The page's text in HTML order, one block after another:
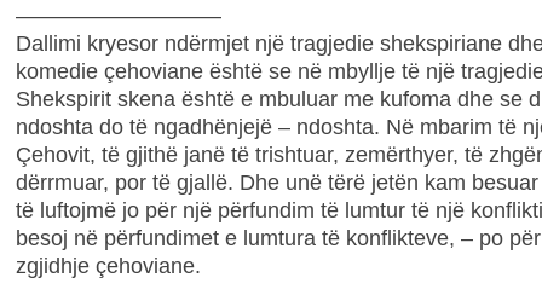
–––––––––––––––––
Dallimi kryesor ndërmjet një tragjedie shekspiriane
komedie çehoviane është se në mbyllje të një
Shekspirit skena është e mbuluar me kufoma dhe se
ndoshta do të ngadhënjejë – ndoshta. Në mbarim të
Çehovit, të gjithë janë të trishtuar, zemërthyer, të
dërrmuar, por të gjallë. Dhe unë tërë jetën kam
të luftojmë jo për një përfundim të lumtur të një
besoj në përfundimet e lumtura të konflikteve, – po
zgjidhje çehoviane.